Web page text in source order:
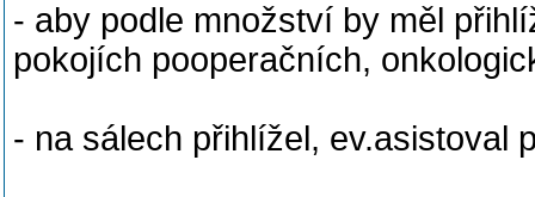
- aby podle množství by měl
pokojích pooperačních,
- na sálech přihlížel, ev.asistoval